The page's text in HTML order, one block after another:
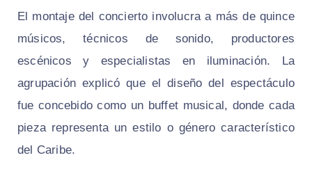
El montaje del concierto involucra a más de quince
músicos, técnicos de sonido, productores
escénicos y especialistas en iluminación. La
agrupación explicó que el diseño del espectáculo
fue concebido como un buffet musical, donde cada
pieza representa un estilo o género característico
del Caribe.